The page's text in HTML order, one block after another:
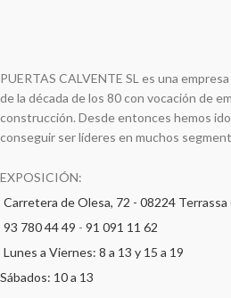
PUERTAS CALVENTE SL es una
de la década de los 80 con vocación de
construcción. Desde entonces hemos
conseguir ser líderes en muchos
EXPOSICIÓN:
Carretera de Olesa, 72 - 08224 Terrassa
93 780 44 49 - 91 091 11 62
Lunes a Viernes: 8 a 13 y 15 a 19
Sábados: 10 a 13